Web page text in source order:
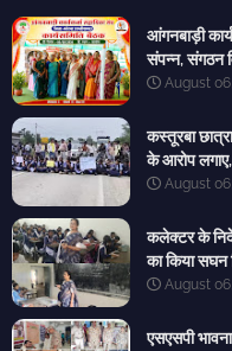
आंगनबाड़ी
संपन्न, संगठन
August
कस्तूरबा
के आरोप
August
कलेक्टर के
का किया सघन
August
एसएसपी